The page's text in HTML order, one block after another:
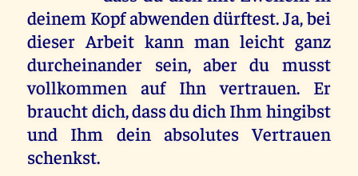
deinem Kopf abwenden dürftest. Ja, bei
dieser Arbeit kann man leicht ganz
durcheinander sein, aber du musst
vollkommen auf Ihn vertrauen. Er
braucht dich, dass du dich Ihm hingibst
und Ihm dein absolutes Vertrauen
schenkst.